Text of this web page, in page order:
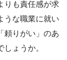
りも責任感が求
うな職業に就い
頼りがい」のあ
ょうか。